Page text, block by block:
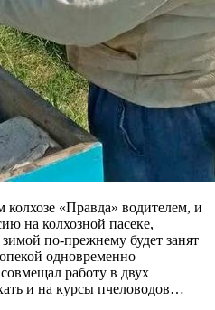
«Правда» водителем, и
на колхозной пасеке,
по-прежнему будет занят
одновременно
работу в двух
и на курсы пчеловодов…